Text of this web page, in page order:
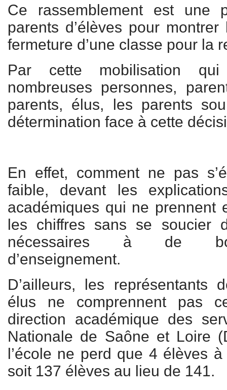
Ce rassemblement est une
parents d’élèves pour
fermeture d’une classe pour la
Par cette mobilisation
nombreuses personnes,
parents, élus, les parents
détermination face à cette
En effet, comment ne pas
faible, devant les
académiques qui ne prennent
les chiffres sans se soucier
nécessaires à de
d’enseignement.
D’ailleurs, les représentants
élus ne comprennent pas
direction académique des
Nationale de Saône et Loire
l’école ne perd que 4 élèves
soit 137 élèves au lieu de 141.